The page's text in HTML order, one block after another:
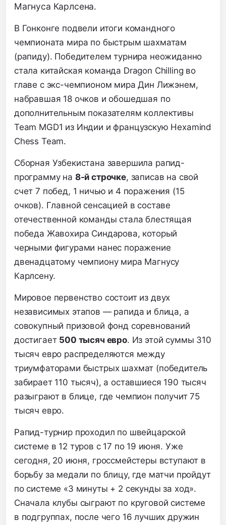
Магнуса Карлсена.
В Гонконге подвели итоги командного
чемпионата мира по быстрым шахматам
(рапиду). Победителем турнира неожиданно
стала китайская команда Dragon Chilling во
главе с экс-чемпионом мира Дин Лижэнем,
набравшая 18 очков и обошедшая по
дополнительным показателям коллективы
Team MGD1 из Индии и французскую Hexamind
Chess Team.
Сборная Узбекистана завершила рапид-
программу на 8-й строчке, записав на свой
счет 7 побед, 1 ничью и 4 поражения (15
очков). Главной сенсацией в составе
отечественной команды стала блестящая
победа Жавохира Синдарова, который
черными фигурами нанес поражение
двенадцатому чемпиону мира Магнусу
Карлсену.
Мировое первенство состоит из двух
независимых этапов — рапида и блица, а
совокупный призовой фонд соревнований
достигает 500 тысяч евро. Из этой суммы 310
тысяч евро распределяются между
триумфаторами быстрых шахмат (победитель
забирает 110 тысяч), а оставшиеся 190 тысяч
разыграют в блице, где чемпион получит 75
тысяч евро.
Рапид-турнир проходил по швейцарской
системе в 12 туров с 17 по 19 июня. Уже
сегодня, 20 июня, гроссмейстеры вступают в
борьбу за медали по блицу, где матчи пройдут
по системе «3 минуты + 2 секунды за ход».
Сначала клубы сыграют по круговой системе
в подгруппах, после чего 16 лучших дружин